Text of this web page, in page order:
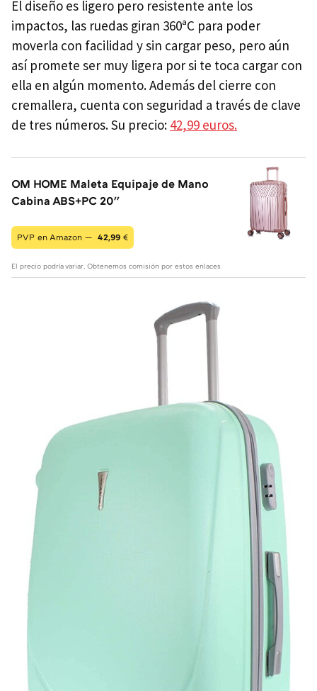
El diseño es ligero pero resistente ante los
impactos, las ruedas giran 360ªC para poder
moverla con facilidad y sin cargar peso, pero aún
así promete ser muy ligera por si te toca cargar con
ella en algún momento. Además del cierre con
cremallera, cuenta con seguridad a través de clave
de tres números. Su precio: 42,99 euros.
OM HOME Maleta Equipaje de Mano
Cabina ABS+PC 20''
PVP en Amazon — 42,99 €
El precio podría variar. Obtenemos comisión por estos enlaces